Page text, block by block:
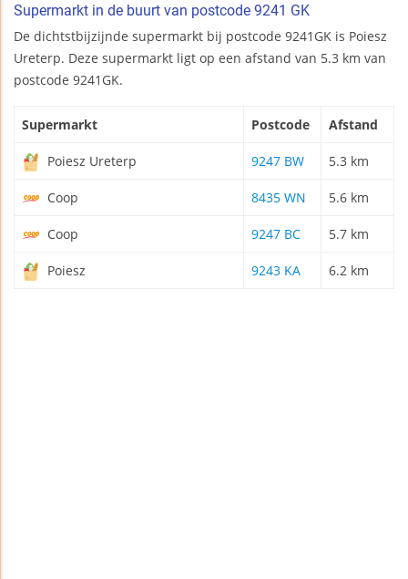
Supermarkt in de buurt van postcode 9241 GK
De dichtstbijzijnde supermarkt bij postcode 9241GK is Poiesz
Ureterp. Deze supermarkt ligt op een afstand van 5.3 km van
postcode 9241GK.
Supermarkt Postcode Afstand
Poiesz Ureterp 9247 BW 5.3 km
Coop 8435 WN 5.6 km
Coop 9247 BC 5.7 km
Poiesz 9243 KA 6.2 km